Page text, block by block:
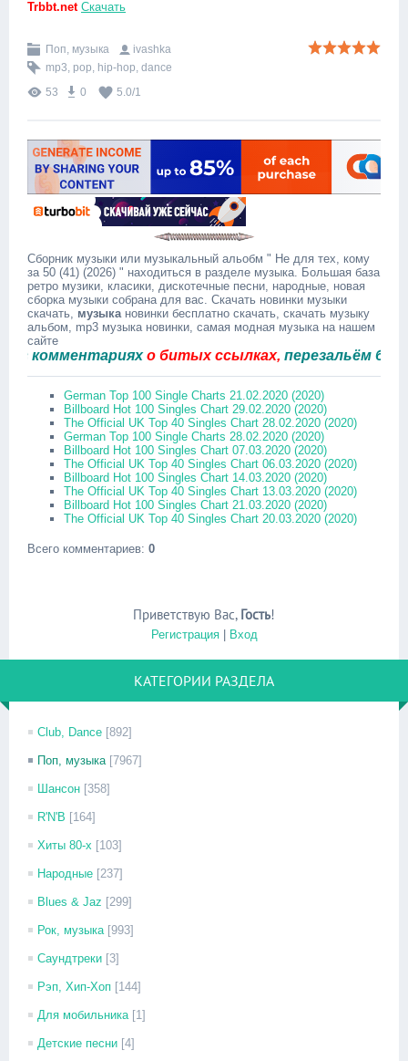
Trbbt.net Скачать
Поп, музыка
ivashka
mp3, pop, hip-hop, dance
53
0 5.0/1
Сборник музыки или музыкальный альобм " Не для тех, кому
за 50 (41) (2026) " находиться в разделе музыка. Большая база
ретро музики, класики, дискотечные песни, народные, новая
сборка музыки собрана для вас. Скачать новинки музыки
скачать, музыкановинки бесплатно скачать, скачать музыку
альбом, mp3 музыка новинки, самая модная музыка на нашем
сайте
о битых ссылках,перезальём быстро.
German Top 100 Single Charts 21.02.2020 (2020)
Billboard Hot 100 Singles Chart 29.02.2020 (2020)
The Official UK Top 40 Singles Chart 28.02.2020 (2020)
German Top 100 Single Charts 28.02.2020 (2020)
Billboard Hot 100 Singles Chart 07.03.2020 (2020)
The Official UK Top 40 Singles Chart 06.03.2020 (2020)
Billboard Hot 100 Singles Chart 14.03.2020 (2020)
The Official UK Top 40 Singles Chart 13.03.2020 (2020)
Billboard Hot 100 Singles Chart 21.03.2020 (2020)
The Official UK Top 40 Singles Chart 20.03.2020 (2020)
Всего комментариев: 0
Приветствую Вас, Гость!
Регистрация| Вход
КАТЕГОРИИ РАЗДЕЛА
Club, Dance [892]
Поп, музыка [7967]
Шансон [358]
R'N'B [164]
Хиты 80-х [103]
Народные [237]
Blues & Jaz [299]
Рок, музыка [993]
Саундтреки [3]
Рэп, Хип-Хоп [144]
Для мобильника [1]
Детские песни [4]